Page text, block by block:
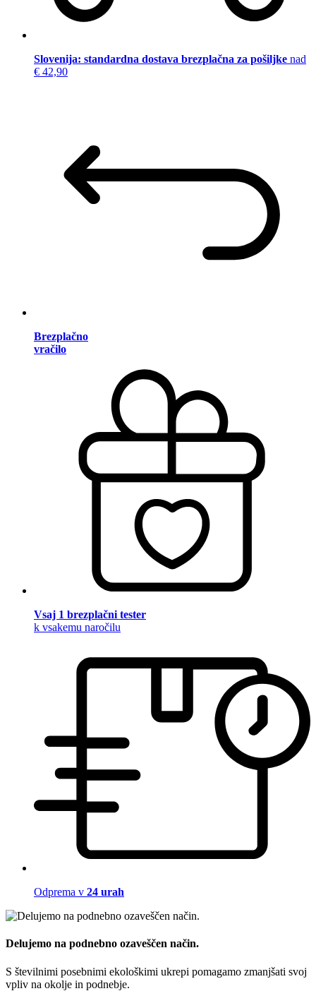
Slovenija: standardna dostava brezplačna za pošiljke nad
€ 42,90
Brezplačno
vračilo
Vsaj 1 brezplačni tester
k vsakemu naročilu
Odprema v 24 urah
Delujemo na podnebno ozaveščen način.
S številnimi posebnimi ekološkimi ukrepi pomagamo zmanjšati svoj
vpliv na okolje in podnebje.